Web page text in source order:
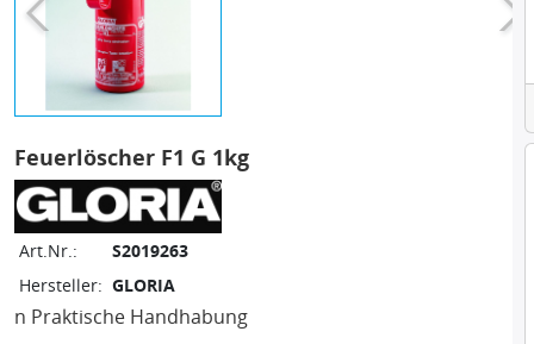
Feuerlöscher F1 G 1kg
Art.Nr.:
S2019263
Hersteller: GLORIA
n Praktische Handhabung